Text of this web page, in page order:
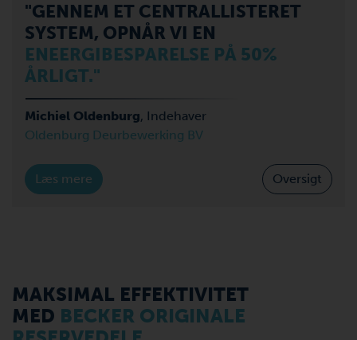
"GENNEM ET CENTRALLISTERET
SYSTEM, OPNÅR VI EN
ENEERGIBESPARELSE PÅ 50%
ÅRLIGT."
Michiel Oldenburg, Indehaver
Oldenburg Deurbewerking BV
Læs mere Oversigt
MAKSIMAL EFFEKTIVITET
MED BECKER ORIGINALE